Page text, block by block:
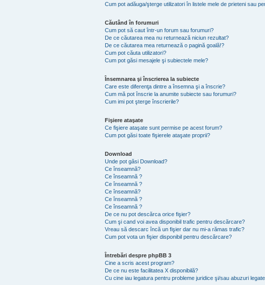
Cum pot adăuga/şterge utilizatori în listele mele de prieteni sau
Căutând în forumuri
Cum pot să caut într-un forum sau forumuri?
De ce căutarea mea nu returnează niciun rezultat?
De ce căutarea mea returnează o pagină goală!?
Cum pot căuta utilizatori?
Cum pot găsi mesajele şi subiectele mele?
Însemnarea şi înscrierea la subiecte
Care este diferenţa dintre a însemna şi a înscrie?
Cum mă pot înscrie la anumite subiecte sau forumuri?
Cum imi pot şterge înscrierile?
Fişiere ataşate
Ce fişiere ataşate sunt permise pe acest forum?
Cum pot găsi toate fişierele ataşate proprii?
Download
Unde pot găsi Download?
Ce înseamnă?
Ce înseamnă ?
Ce înseamnă ?
Ce înseamnă?
Ce înseamnă ?
Ce înseamnă ?
De ce nu pot descărca orice fişier?
Cum şi cand voi avea disponibil trafic pentru descărcare?
Vreau să descarc încă un fişier dar nu mi-a rămas trafic?
Cum pot vota un fişier disponibil pentru descărcare?
Întrebări despre phpBB 3
Cine a scris acest program?
De ce nu este facilitatea X disponibilă?
Cu cine iau legatura pentru probleme juridice şi/sau abuzuri